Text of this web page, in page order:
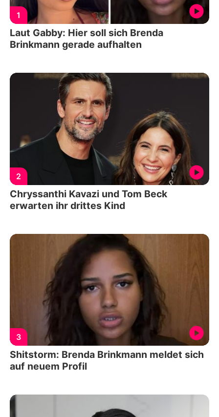
1
Laut Gabby: Hier soll sich Brenda
Brinkmann gerade aufhalten
2
Chryssanthi Kavazi und Tom Beck
erwarten ihr drittes Kind
3
Shitstorm: Brenda Brinkmann meldet sich
auf neuem Profil